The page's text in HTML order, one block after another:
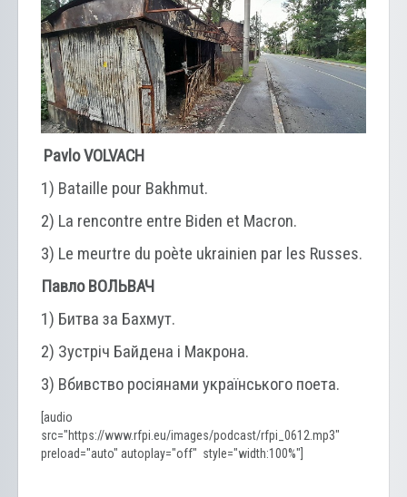
Pavlo VOLVACH
1) Bataille pour Bakhmut.
2) La rencontre entre Biden et Macron.
3) Le meurtre du poète ukrainien par les Russes.
Павло ВОЛЬВАЧ
1) Битва за Бахмут.
2) Зустріч Байдена і Макрона.
3) Вбивство росіянами українського поета.
[audio
src="https://www.rfpi.eu/images/podcast/rfpi_0612.mp3"
preload="auto" autoplay="off" style="width:100%"]